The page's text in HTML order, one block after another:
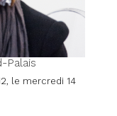
Palais
le mercredi 14